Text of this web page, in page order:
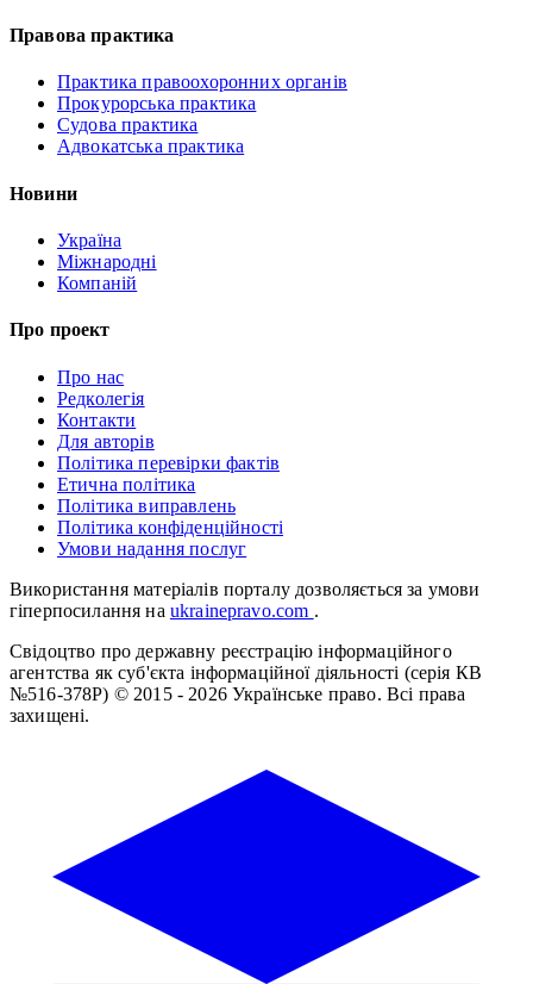
Правова практика
Практика правоохоронних органів
Прокурорська практика
Судова практика
Адвокатська практика
Новини
Україна
Міжнародні
Компаній
Про проект
Про нас
Редколегія
Контакти
Для авторів
Політика перевірки фактів
Етична політика
Політика виправлень
Політика конфіденційності
Умови надання послуг
Використання матеріалів порталу дозволяється за умови
гіперпосилання на ukrainepravo.com .
Свідоцтво про державну реєстрацію інформаційного
агентства як суб'єкта інформаційної діяльності (серія КВ
№516-378Р) © 2015 - 2026 Українське право. Всі права
захищені.